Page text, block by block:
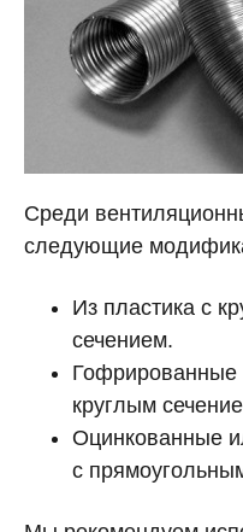
Среди
следующие
Из пластика с
сечением.
Гофрированные
круглым
Оцинкованные
с